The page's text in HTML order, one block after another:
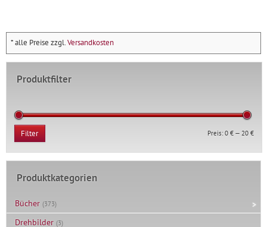
* alle Preise zzgl.Versandkosten
Produktfilter
Min.
Max.
Filter Preis:0 € — 20 €
Produktkategorien
Bücher (373)
Drehbilder (3)